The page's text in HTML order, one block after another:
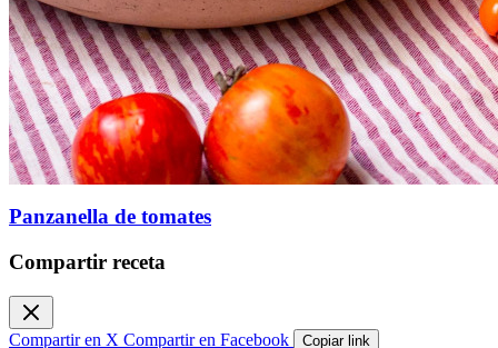
Panzanella de tomates
Compartir receta
Compartir en X Compartir en Facebook Copiar link